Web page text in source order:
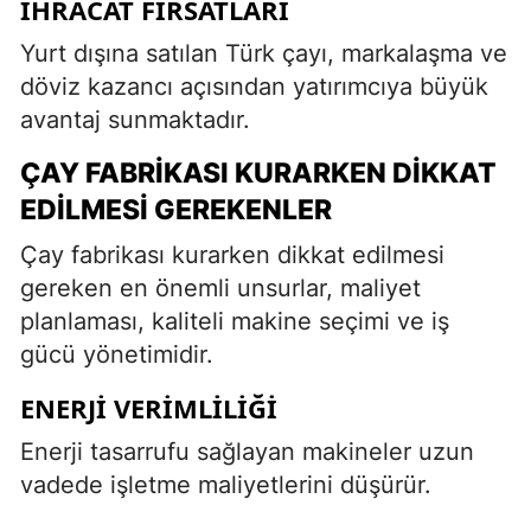
İHRACAT FIRSATLARI
Yurt dışına satılan Türk çayı, markalaşma ve
döviz kazancı açısından yatırımcıya büyük
avantaj sunmaktadır.
ÇAY FABRIKASI KURARKEN DIKKAT
EDILMESI GEREKENLER
Çay fabrikası kurarken dikkat edilmesi
gereken en önemli unsurlar, maliyet
planlaması, kaliteli makine seçimi ve iş
gücü yönetimidir.
ENERJI VERIMLILIĞI
Enerji tasarrufu sağlayan makineler uzun
vadede işletme maliyetlerini düşürür.